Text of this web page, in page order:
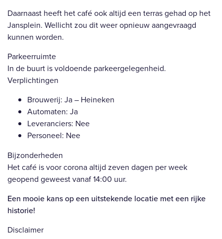
Daarnaast heeft het café ook altijd een terras gehad op het
Jansplein. Wellicht zou dit weer opnieuw aangevraagd
kunnen worden.
Parkeerruimte
In de buurt is voldoende parkeergelegenheid.
Verplichtingen
Brouwerij: Ja – Heineken
Automaten: Ja
Leveranciers: Nee
Personeel: Nee
Bijzonderheden
Het café is voor corona altijd zeven dagen per week
geopend geweest vanaf 14:00 uur.
Een mooie kans op een uitstekende locatie met een rijke
historie!
Disclaimer